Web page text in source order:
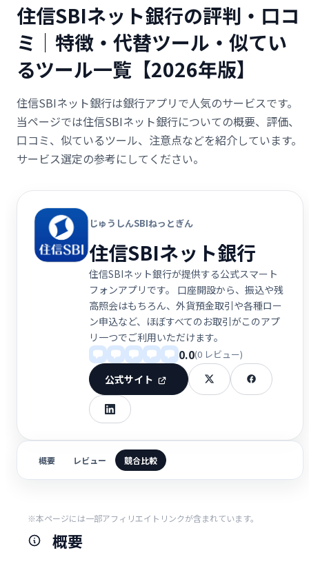
住信SBIネット銀行の評判・口コ
ミ｜特徴・代替ツール・似てい
るツール一覧【2026年版】
住信SBIネット銀行は銀行アプリで人気のサービスです。
当ページでは住信SBIネット銀行についての概要、評価、
口コミ、似ているツール、注意点などを紹介しています。
サービス選定の参考にしてください。
じゅうしんSBIねっとぎん
住信SBIネット銀行
住信SBIネット銀行が提供する公式スマート
フォンアプリです。 口座開設から、振込や残
高照会はもちろん、外貨預金取引や各種ロー
ン申込など、ほぼすべてのお取引がこのアプ
リ一つでご利用いただけます。
0.0(0 レビュー)
公式サイト
概要 レビュー 競合比較
※本ページには一部アフィリエイトリンクが含まれています。
概要